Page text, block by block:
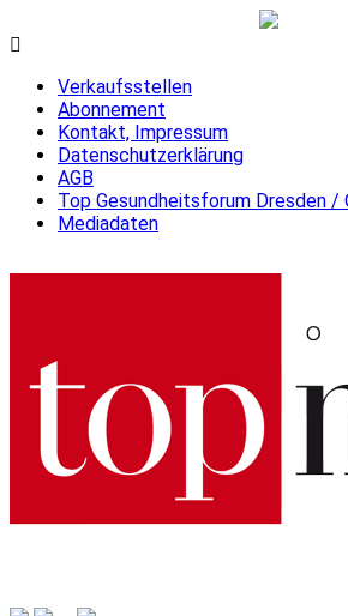
Verkaufsstellen
Abonnement
Kontakt, Impressum
Datenschutzerklärung
AGB
Top Gesundheitsforum Dresden /
Mediadaten